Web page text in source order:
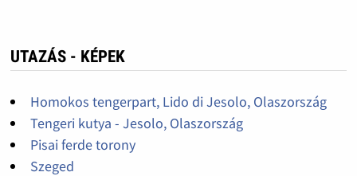
UTAZÁS - KÉPEK
Homokos tengerpart, Lido di Jesolo, Olaszország
Tengeri kutya - Jesolo, Olaszország
Pisai ferde torony
Szeged